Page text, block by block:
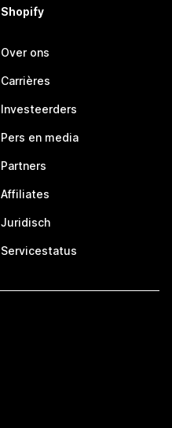
Shopify
Over ons
Carrières
Investeerders
Pers en media
Partners
Affiliates
Juridisch
Servicestatus